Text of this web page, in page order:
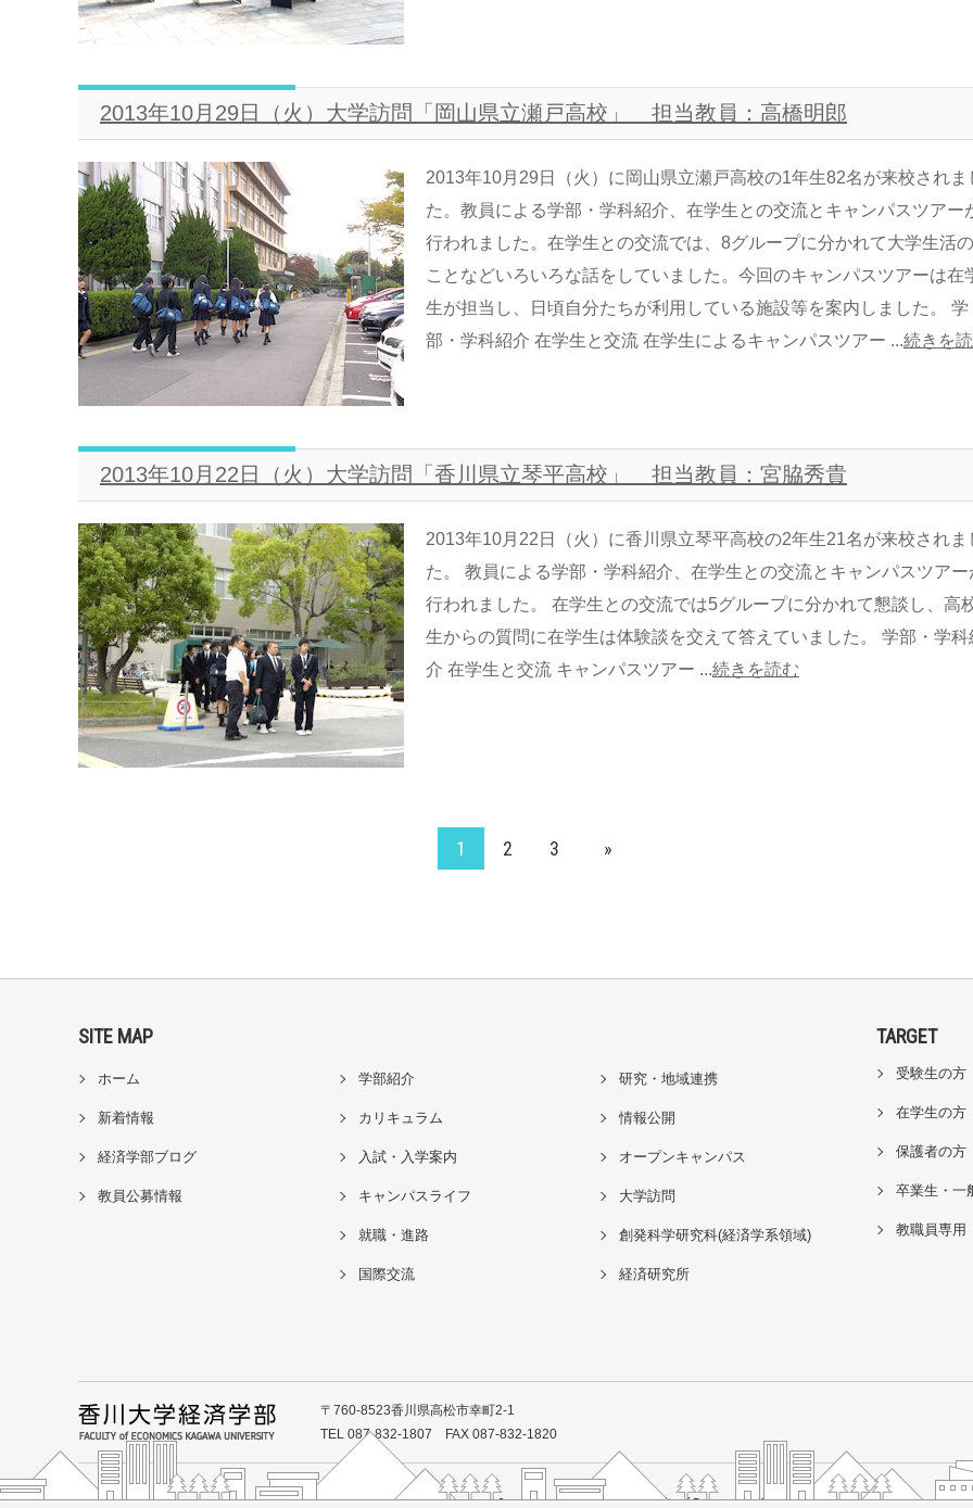
2013年10月29日（火）大学訪問「岡山県立瀬戸高校」 担当教員：高橋明郎
2013年10月29日（火）に岡山県立瀬戸高校の1年生82名が来校されま
た。教員による学部・学科紹介、在学生との交流とキャンパスツアー
行われました。在学生との交流では、8グループに分かれて大学生活の
ことなどいろいろな話をしていました。今回のキャンパスツアーは在
生が担当し、日頃自分たちが利用している施設等を案内しました。 学
部・学科紹介 在学生と交流 在学生によるキャンパスツアー ...続きを
2013年10月22日（火）大学訪問「香川県立琴平高校」 担当教員：宮脇秀貴
2013年10月22日（火）に香川県立琴平高校の2年生21名が来校されま
た。 教員による学部・学科紹介、在学生との交流とキャンパスツアー
行われました。 在学生との交流では5グループに分かれて懇談し、高
生からの質問に在学生は体験談を交えて答えていました。 学部・学科
介 在学生と交流 キャンパスツアー ...続きを読む
1 2 3 »
SITE MAP
ホーム
新着情報
経済学部ブログ
教員公募情報
学部紹介
カリキュラム
入試・入学案内
キャンパスライフ
就職・進路
国際交流
研究・地域連携
情報公開
オープンキャンパス
大学訪問
創発科学研究科(経済学系領域)
経済研究所
TARGET
受験生の方
在学生の方
保護者の方
卒業生・一
教職員専用
〒760-8523香川県高松市幸町2-1
TEL 087-832-1807 FAX 087-832-1820
Copyright（c）2001-2026Faculty of Economics, Kagawa University. All rights reserved.